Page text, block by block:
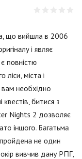
що вийшла в 2006
і являє
повністю
ліси, міста і
необхідно
битися з
Nights 2 дозволяє
іншого. Багатьма
не один
вивчив дану РПГ,